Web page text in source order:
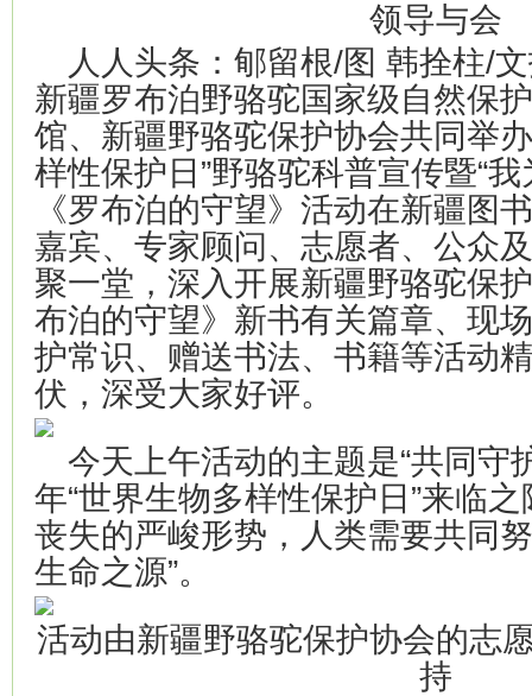
领导与会
人人头条：郇留根/图 韩拴柱/
新疆罗布泊野骆驼国家级自然保
馆、新疆野骆驼保护协会共同举
样性保护日”野骆驼科普宣传暨“
《罗布泊的守望》活动在新疆图
嘉宾、专家顾问、志愿者、公众
聚一堂，深入开展新疆野骆驼保
布泊的守望》新书有关篇章、现
护常识、赠送书法、书籍等活动
伏，深受大家好评。
今天上午活动的主题是“共同守
年“世界生物多样性保护日”来临
丧失的严峻形势，人类需要共同
生命之源”。
活动由新疆野骆驼保护协会的志
持